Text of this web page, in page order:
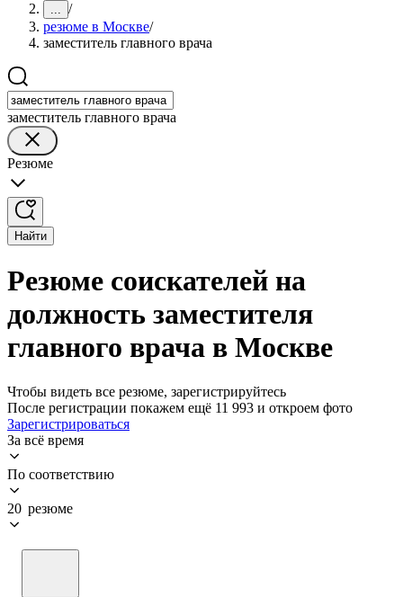
... /
резюме в Москве/
заместитель главного врача
заместитель главного врача
Резюме
Найти
Резюме соискателей на
должность заместителя
главного врача в Москве
Чтобы видеть все резюме, зарегистрируйтесь
После регистрации покажем ещё 11 993 и откроем фото
Зарегистрироваться
За всё время
По соответствию
20 резюме